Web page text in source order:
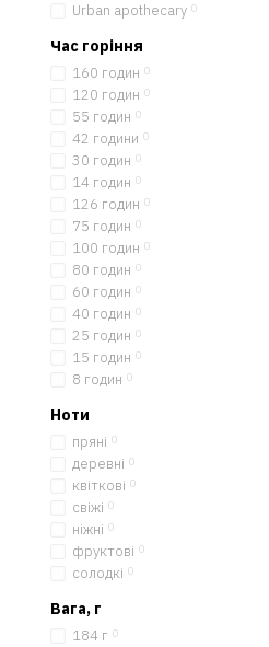
Urban apothecary 0
Час горіння
160 годин 0
120 годин 0
55 годин 0
42 години 0
30 годин 0
14 годин 0
126 годин 0
75 годин 0
100 годин 0
80 годин 0
60 годин 0
40 годин 0
25 годин 0
15 годин 0
8 годин 0
Ноти
пряні 0
деревні 0
квіткові 0
свіжі 0
ніжні 0
фруктові 0
солодкі 0
Вага, г
184 г 0